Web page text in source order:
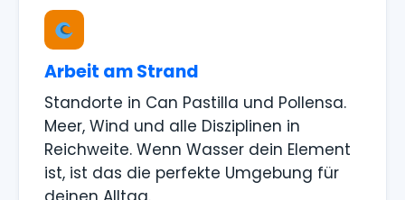
Arbeit am Strand
Standorte in Can Pastilla und Pollensa.
Meer, Wind und alle Disziplinen in
Reichweite. Wenn Wasser dein Element
ist, ist das die perfekte Umgebung für